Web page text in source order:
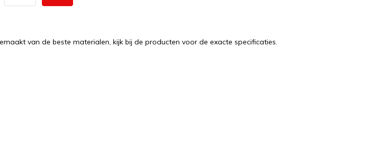
van de beste materialen, kijk bij de producten voor de exacte specificaties.